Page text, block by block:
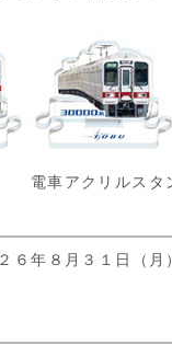
電車アクリルスタ
６年８月３１日（月